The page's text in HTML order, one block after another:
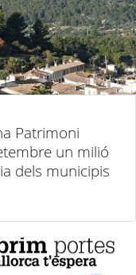
Patrimoni
un milió
dels municipis